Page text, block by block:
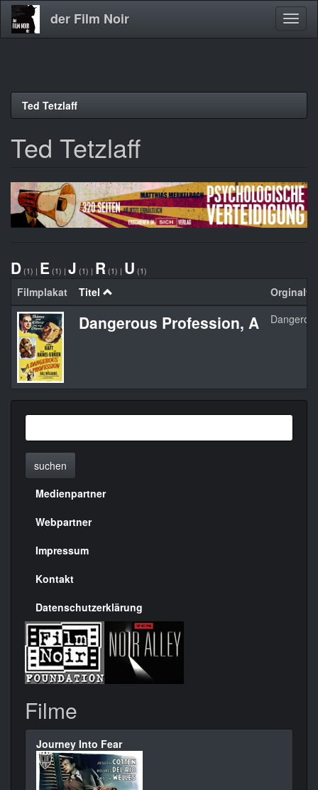
Direkt
der Film Noir
Ted Tetzlaff
Ted Tetzlaff
D (1) | E (1) | J (1) | R (1) | U (1)
Filmplakat Titel
Dangerous Profession, A
suchen
Menülinks
rechte
Seite
Medienpartner
Webpartner
Impressum
Kontakt
Datenschutzerklärung
Filme
Journey Into Fear